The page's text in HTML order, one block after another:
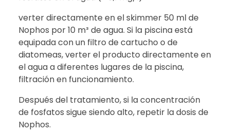
verter directamente en el skimmer 50 ml de
Nophos por 10 m³ de agua. Si la piscina está
equipada con un filtro de cartucho o de
diatomeas, verter el producto directamente en
el agua a diferentes lugares de la piscina,
filtración en funcionamiento.
Después del tratamiento, si la concentración
de fosfatos sigue siendo alto, repetir la dosis de
Nophos.